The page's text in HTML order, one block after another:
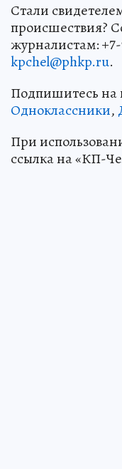
Стали
происшествия?
журналистам:
kpchel@phkp.ru.
Подпишитесь на
Одноклассники,
При
ссылка на «КП-